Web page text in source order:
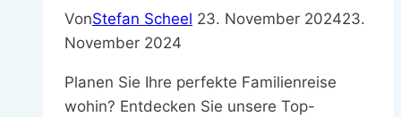
VonStefan Scheel 23. November 202423.
November 2024
Planen Sie Ihre perfekte Familienreise
wohin? Entdecken Sie unsere Top-